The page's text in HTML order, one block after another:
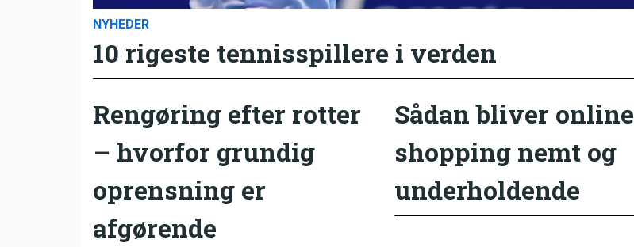
NYHEDER
10 rigeste tennisspillere i verden
Rengøring efter rotter
– hvorfor grundig
oprensning er
afgørende
Sådan bliver online
shopping nemt og
underholdende